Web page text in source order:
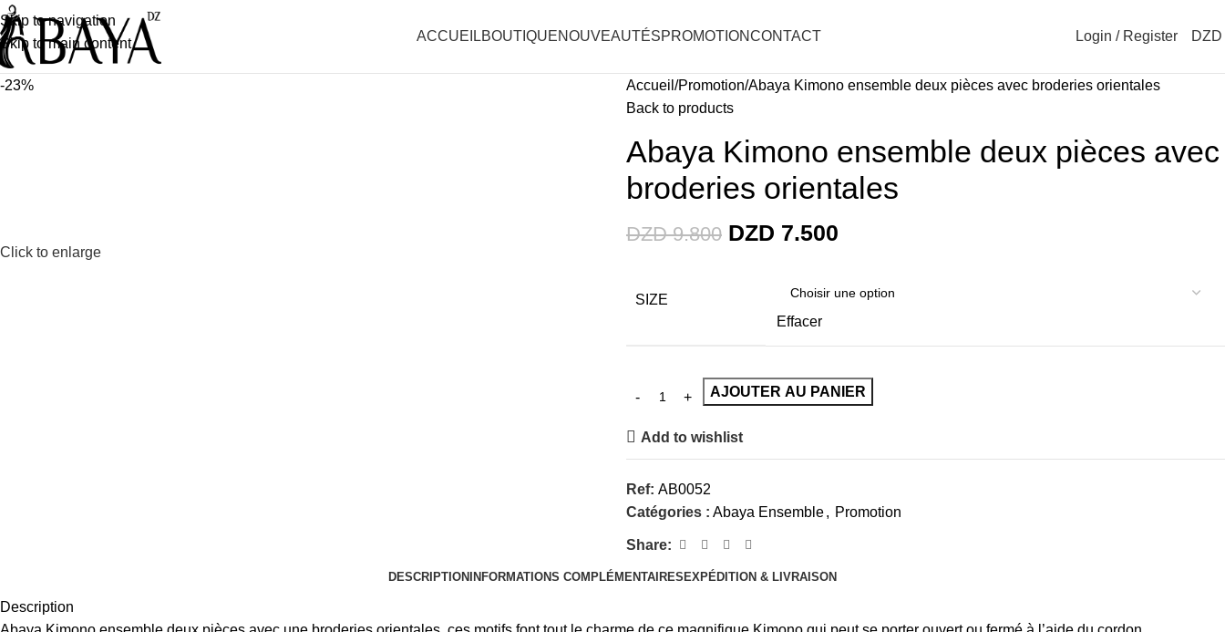
Skip to navigation
Skip to main content
ACCUEILBOUTIQUENOUVEAUTÉSPROMOTIONCONTACT Login / Register
0 DZD
-23%
Click to enlarge
Accueil Promotion Abaya Kimono ensemble deux pièces avec broderies orientales
Back to products
Abaya Kimono ensemble deux pièces avec
broderies orientales
DZD9.800 DZD 7.500
SIZE
Effacer
AJOUTER AU PANIER
Add to wishlist
Ref: AB0052
Catégories : Abaya Ensemble, Promotion
Share:
DESCRIPTIONINFORMATIONS COMPLÉMENTAIRESEXPÉDITION & LIVRAISON
Description